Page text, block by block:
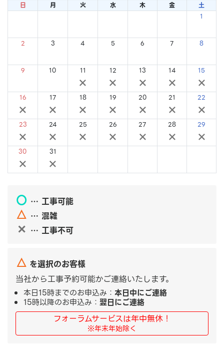
日 月 火 水 木 金
土
1
2 3 4 5 6 7 8
9 10 11
×
12
×
13
×
14
×
15
×
16
×
17
×
18
×
19
×
20
×
21
×
22
×
23
×
24
×
25
×
26
×
27
×
28
×
29
×
30
×
31
×
〇 … 工事可能
△ … 混雑
✕ … 工事不可
△ を選択のお客様
当社から工事予約可能かご連絡いたします。
本日15時までのお申込み： 本日中にご連絡
15時以降のお申込み： 翌日にご連絡
フォーラムサービスは年中無休！
※年末年始除く